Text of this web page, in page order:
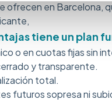
ofrecen en Barcelona,
tiene un plan
o en cuotas fijas sin
y transparente.
total.
futuros sopresa ni